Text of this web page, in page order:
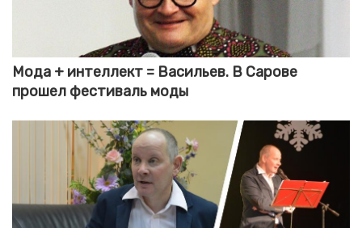
Мода + интеллект = Васильев. В Сарове
прошел фестиваль моды